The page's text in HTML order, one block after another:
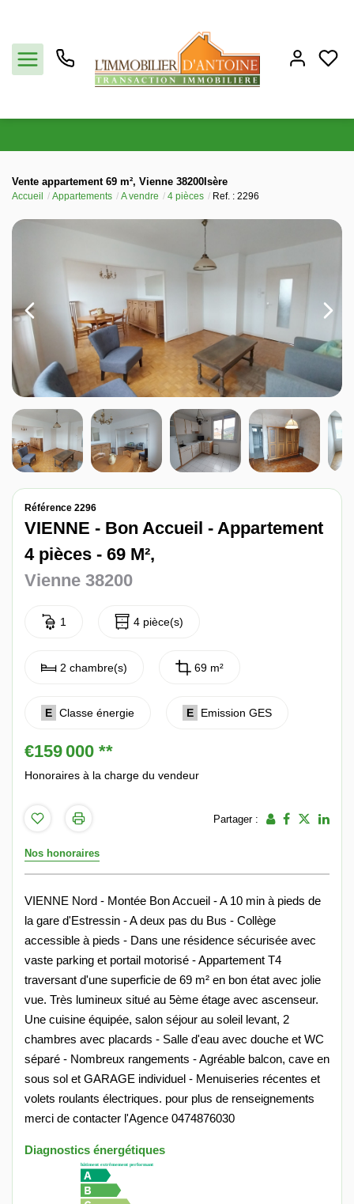
Vendre
Notre agence
Partenaires
Nos avis
Contact
Vente appartement 69 m², Vienne 38200Isère
Accueil Appartements A vendre 4 pièces Ref. : 2296
Référence 2296
VIENNE - Bon Accueil - Appartement
4 pièces - 69 M²,
Vienne 38200
1 4 pièce(s)
2 chambre(s) 69 m²
E Classe énergie E Emission GES
€159 000 **
Honoraires à la charge du vendeur
Partager :
Nos honoraires
VIENNE Nord - Montée Bon Accueil - A 10 min à pieds de
la gare d'Estressin - A deux pas du Bus - Collège
accessible à pieds - Dans une résidence sécurisée avec
vaste parking et portail motorisé - Appartement T4
traversant d'une superficie de 69 m² en bon état avec jolie
vue. Très lumineux situé au 5ème étage avec ascenseur.
Une cuisine équipée, salon séjour au soleil levant, 2
chambres avec placards - Salle d'eau avec douche et WC
séparé - Nombreux rangements - Agréable balcon, cave en
sous sol et GARAGE individuel - Menuiseries récentes et
volets roulants électriques. pour plus de renseignements
merci de contacter l'Agence 0474876030
Diagnostics énergétiques